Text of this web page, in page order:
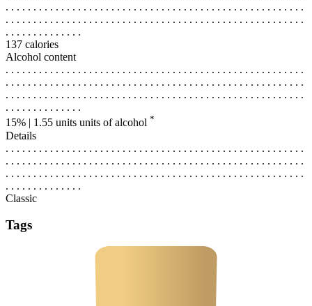
. . . . . . . . . . . . . . . . . . . . . . . . . . . . . . . . . . . . . . . . . . . . . . . . . . . . . .
. . . . . . . . . . . . . . . . . . . . . . . . . . . . . . . . . . . . . . . . . . . . . . . . . . . . . .
. . . . . . . . . . . . . .
137 calories
Alcohol content
. . . . . . . . . . . . . . . . . . . . . . . . . . . . . . . . . . . . . . . . . . . . . . . . . . . . . .
. . . . . . . . . . . . . . . . . . . . . . . . . . . . . . . . . . . . . . . . . . . . . . . . . . . . . .
. . . . . . . . . . . . . . . . . . . . . . . . . . . . . . . . . . . . . . . . . . . . . . . . . . . . . .
. . . . . . . . . . . . . .
15% | 1.55 units units of alcohol *
Details
. . . . . . . . . . . . . . . . . . . . . . . . . . . . . . . . . . . . . . . . . . . . . . . . . . . . . .
. . . . . . . . . . . . . . . . . . . . . . . . . . . . . . . . . . . . . . . . . . . . . . . . . . . . . .
. . . . . . . . . . . . . . . . . . . . . . . . . . . . . . . . . . . . . . . . . . . . . . . . . . . . . .
. . . . . . . . . . . . . .
Classic
Tags